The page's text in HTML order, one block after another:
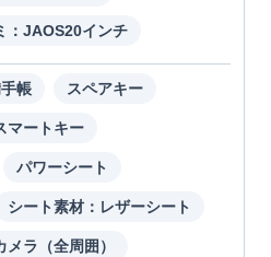
：JAOS20インチ
帳 スペアキー
マートキー
パワーシート
シート素材：レザーシート
メラ（全周囲）